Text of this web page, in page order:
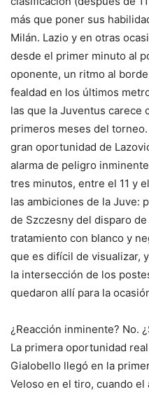
más que poner sus
Milán. Lazio y en otras
desde el primer minuto al
oponente, un ritmo al
fealdad en los últimos
las que la Juventus carece
primeros meses del
gran oportunidad de
alarma de peligro
tres minutos, entre el 11 y
las ambiciones de la Juve:
de Szczesny del disparo
tratamiento con blanco y
que es difícil de visualizar,
la intersección de los
quedaron allí para la
¿Reacción inminente? No.
La primera oportunidad
Gialobello llegó en la
Veloso en el tiro, cuando